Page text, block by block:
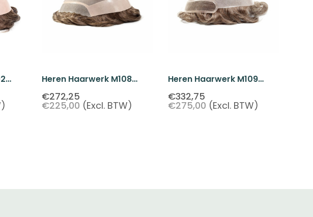
Silk
Heren Haarwerk M108
Monofilament Silk Top Van
Echt Haar - Basisversie
€272,25
€225,00 (Excl. BTW)
Heren Haarwerk M109
Monofilament Silk Top Met
Lace Front
€332,75
€275,00 (Excl. BTW)